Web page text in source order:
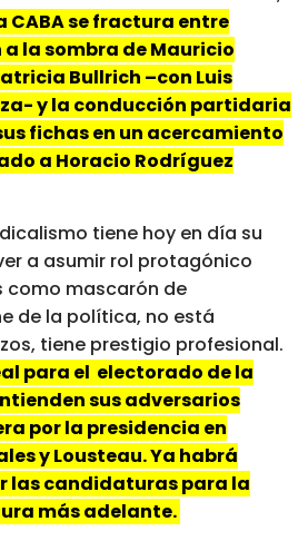
CABA se fractura entre
la sombra de Mauricio
Bullrich –con Luis
y la conducción partidaria
fichas en un acercamiento
a Horacio Rodríguez
tiene hoy en día su
a asumir rol protagónico
como mascarón de
de la política, no está
tiene prestigio profesional.
para el electorado de la
sus adversarios
por la presidencia en
y Lousteau. Ya habrá
las candidaturas para la
más adelante.